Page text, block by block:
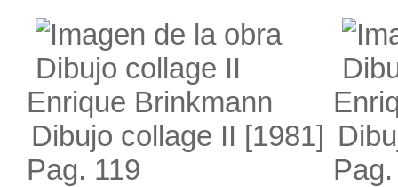
Enrique Brinkmann
Dibujo collage II [1981]
Pag. 119